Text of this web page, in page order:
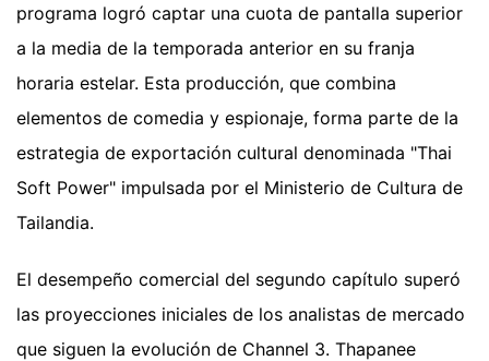
programa logró captar una cuota de pantalla superior
a la media de la temporada anterior en su franja
horaria estelar. Esta producción, que combina
elementos de comedia y espionaje, forma parte de la
estrategia de exportación cultural denominada "Thai
Soft Power" impulsada por el Ministerio de Cultura de
Tailandia.
El desempeño comercial del segundo capítulo superó
las proyecciones iniciales de los analistas de mercado
que siguen la evolución de Channel 3. Thapanee